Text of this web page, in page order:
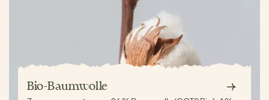
Bio-Baumwolle